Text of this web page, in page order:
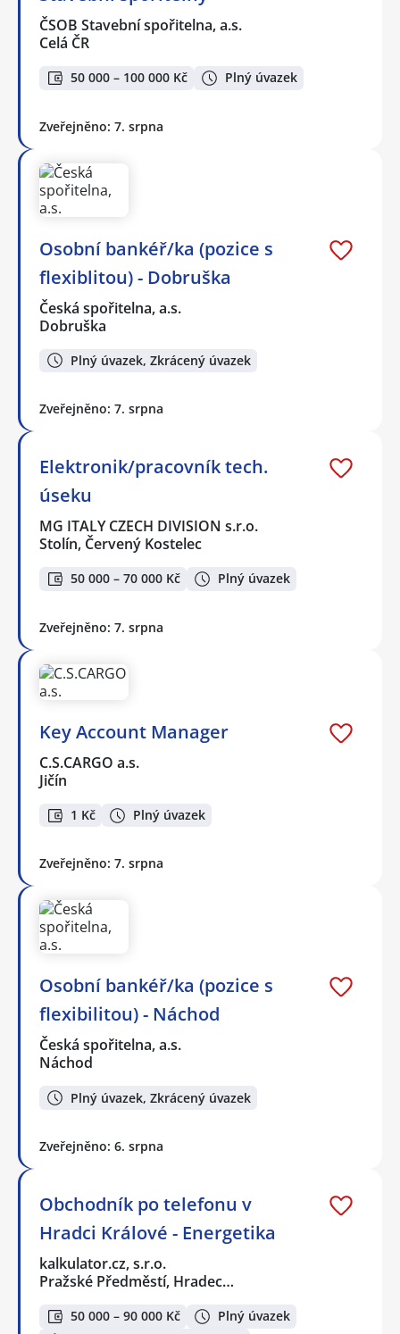
ČSOB Stavební spořitelna, a.s.
Celá ČR
50 000 – 100 000 Kč Plný úvazek
Zveřejněno: 7. srpna
Osobní bankéř/ka (pozice s
flexiblitou) - Dobruška
Česká spořitelna, a.s.
Dobruška
Plný úvazek, Zkrácený úvazek
Zveřejněno: 7. srpna
Elektronik/pracovník tech.
úseku
MG ITALY CZECH DIVISION s.r.o.
Stolín, Červený Kostelec
50 000 – 70 000 Kč Plný úvazek
Zveřejněno: 7. srpna
Key Account Manager
C.S.CARGO a.s.
Jičín
1 Kč Plný úvazek
Zveřejněno: 7. srpna
Osobní bankéř/ka (pozice s
flexibilitou) - Náchod
Česká spořitelna, a.s.
Náchod
Plný úvazek, Zkrácený úvazek
Zveřejněno: 6. srpna
Obchodník po telefonu v
Hradci Králové - Energetika
kalkulator.cz, s.r.o.
Pražské Předměstí, Hradec…
50 000 – 90 000 Kč
Plný úvazek